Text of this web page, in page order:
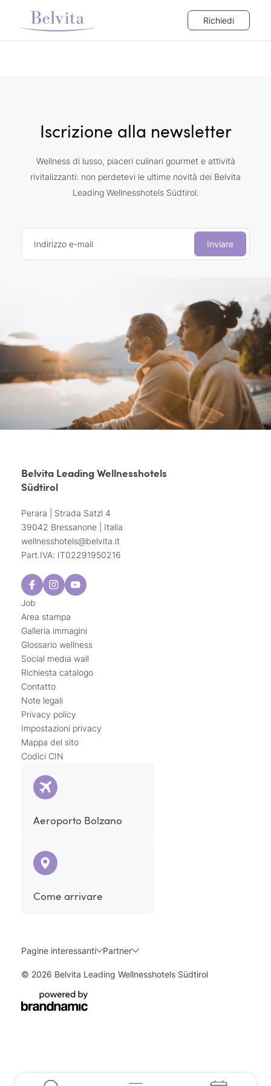
Richiedi
Iscrizione alla newsletter
Wellness di lusso, piaceri culinari gourmet e attività
rivitalizzanti: non perdetevi le ultime novità dei Belvita
Leading Wellnesshotels Südtirol.
Indirizzo e-mail Inviare
Belvita Leading Wellnesshotels
Südtirol
Perara | Strada Satzl 4
39042 Bressanone | Italia
wellnesshotels@belvita.it
Part.IVA: IT02291950216
Job
Area stampa
Galleria immagini
Glossario wellness
Social media wall
Richiesta catalogo
Contatto
Note legali
Privacy policy
Impostazioni privacy
Mappa del sito
Codici CIN
Aeroporto Bolzano
Come arrivare
Pagine interessanti Partner
© 2026 Belvita Leading Wellnesshotels Südtirol